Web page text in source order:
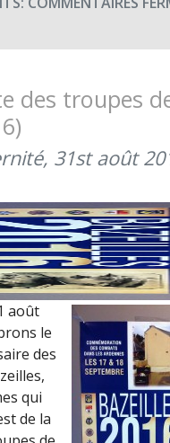
des troupes
31st août
août
le
des
qui
de la